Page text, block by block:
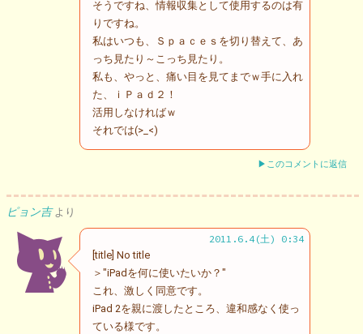
そうですね、情報収集として使用するのは有
りですね。
私はいつも、Ｓｐａｃｅｓを切り替えて、あ
っち見たり～こっち見たり。
私も、やっと、痛い目を見てまでｗ手に入れ
た、ｉＰａｄ２！
活用しなければｗ
それでは(>_<)ゞ
▶このコメントに返信
ピョン吉 より
2011.6.4(土) 0:34
[title] No title
＞"iPadを何に使いたいか？"
これ、激しく同意です。
iPad 2を親に渡したところ、違和感なく使っ
ている様です。